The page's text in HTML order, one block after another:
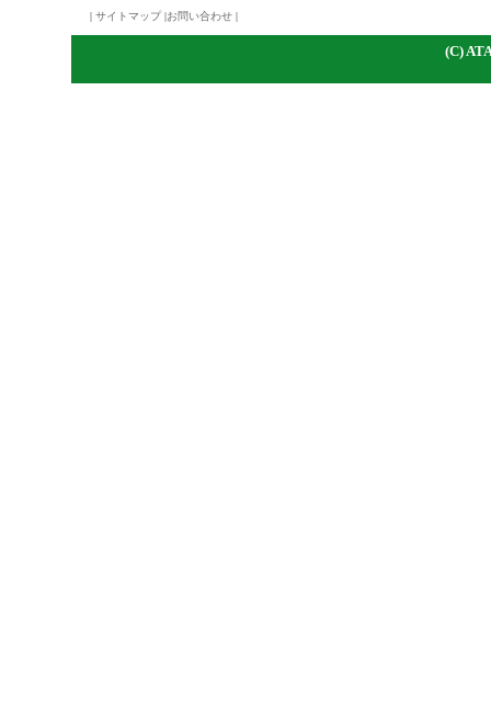
| サイトマップ|お問い合わせ |
(C) A